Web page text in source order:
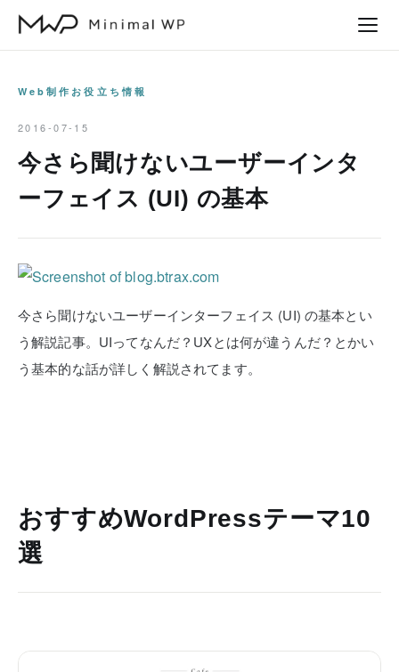
Web制作お役立ち情報
2016-07-15
今さら聞けないユーザーインタ
ーフェイス (UI) の基本
今さら聞けないユーザーインターフェイス (UI) の基本とい
う解説記事。UIってなんだ？UXとは何が違うんだ？とかい
う基本的な話が詳しく解説されてます。
おすすめWordPressテーマ10
選